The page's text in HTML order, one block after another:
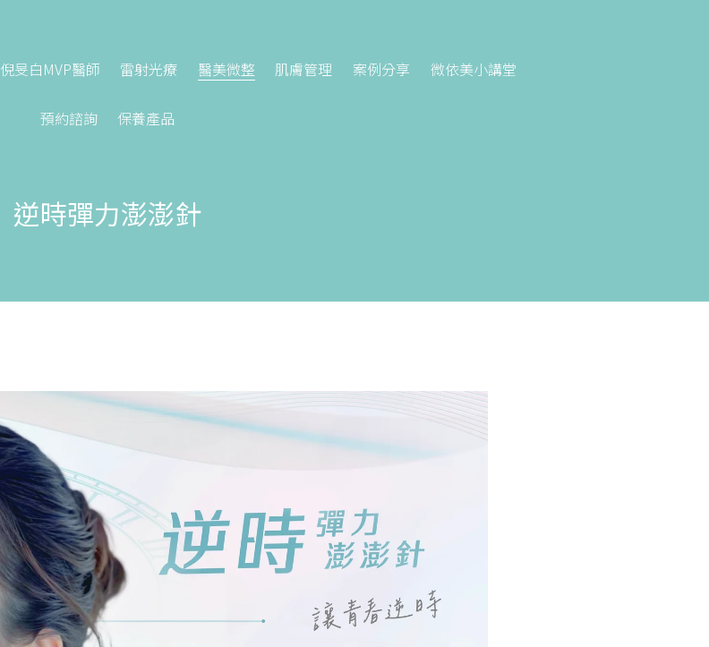
倪旻白MVP醫師 雷射光療 醫美微整 肌膚管理 案例分享 微依美小講堂
預約諮詢 保養產品
逆時彈力澎澎針